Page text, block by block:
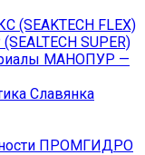
FLEX)
SUPER)
МАНОПУР —
Славянка
ПРОМГИДРО